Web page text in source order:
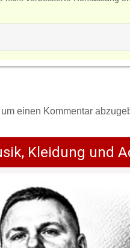
einen Kommentar
Kleidung und